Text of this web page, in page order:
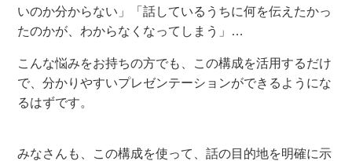
いのか分からない」「話しているうちに何を伝えたかっ
たのかが、わからなくなってしまう」…
こんな悩みをお持ちの方でも、 この構成を活用するだけ
で、分かりやすいプレゼンテーションができるようにな
るはずです。
みなさんも、この構成を使って、話の目的地を明確に示